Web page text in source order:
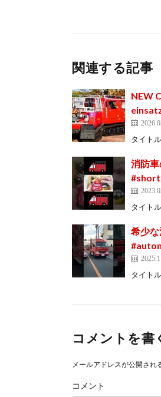
関連する記事
NEW
タイト
消防
タイト
希少
タイト
コメントを書
メールアドレスが公開され
コメント